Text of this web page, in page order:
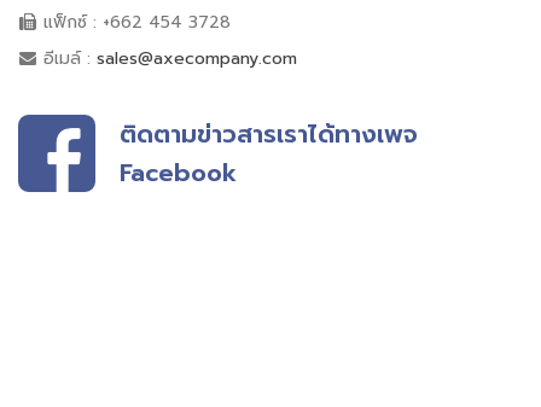
แฟ็กซ์ : +662 454 3728
อีเมล์ : sales@axecompany.com
ติดตามข่าวสารเราได้ทางเพจ
Facebook